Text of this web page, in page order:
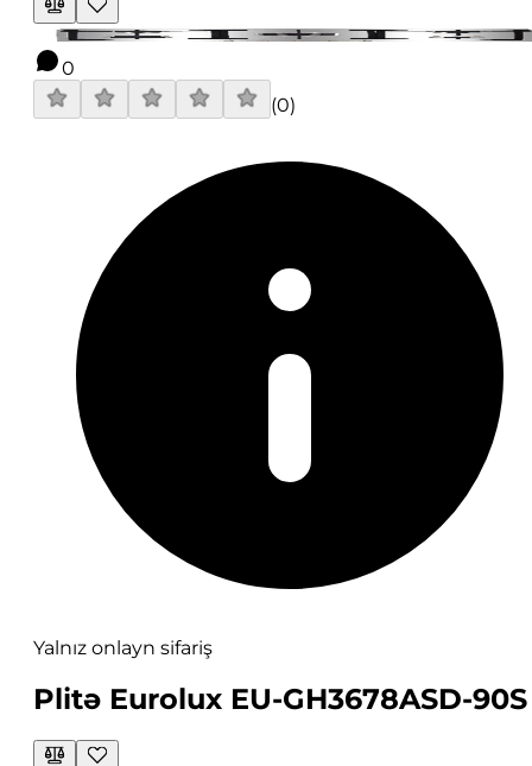
0
(0)
Yalnız onlayn sifariş
Plitə Eurolux EU-GH3678ASD-90S